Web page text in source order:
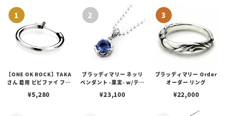
【ONE OK ROCK】TAKA
さん 着用 ビビファイ フー
¥5,280
ブラッディマリー ネッリ
ペンダント -果実- w/ティ
¥23,100
ブラッディマリー Order
オーダー リング
¥22,000